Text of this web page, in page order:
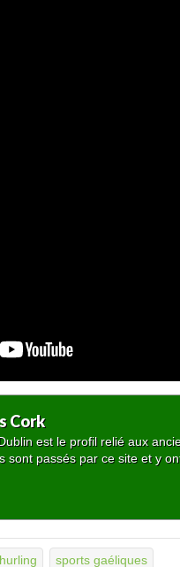
Cork
est le profil relié aux
sont passés par ce site et y
hurling sports gaéliques